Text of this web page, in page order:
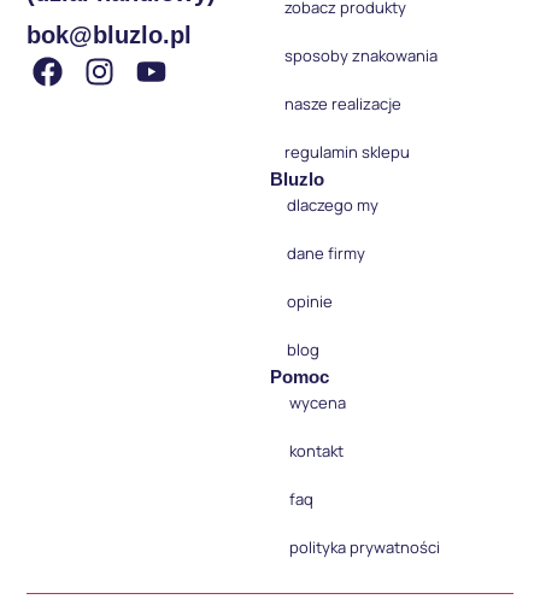
bok@bluzlo.pl
zobacz produkty
sposoby znakowania
nasze realizacje
regulamin sklepu
Bluzlo
dlaczego my
dane firmy
opinie
blog
Pomoc
wycena
kontakt
faq
polityka prywatności